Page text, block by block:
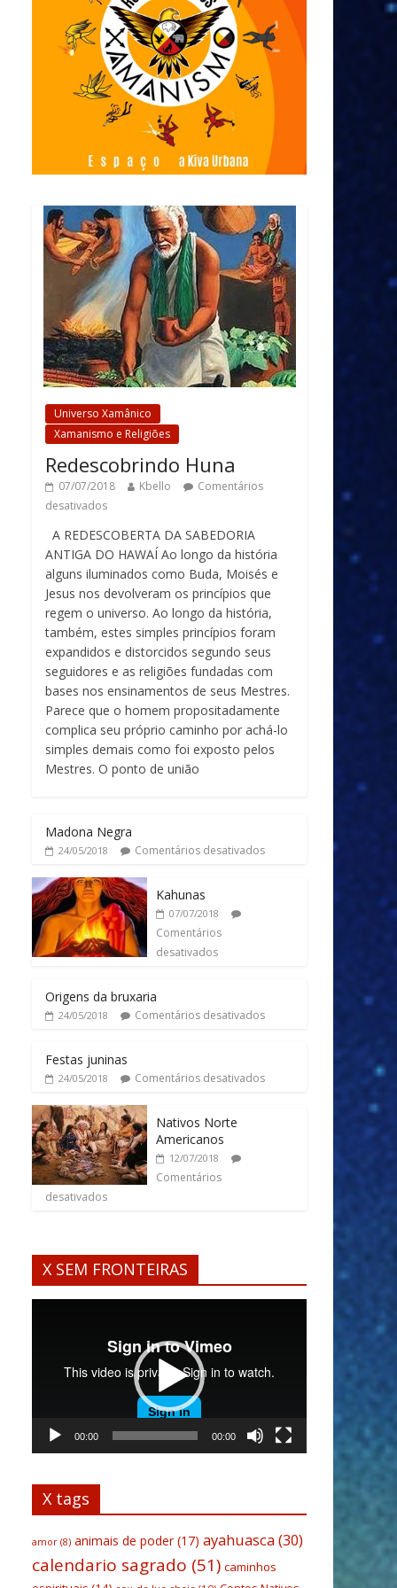
Universo Xamânico
Xamanismo e Religiões
Redescobrindo Huna
07/07/2018 Kbello
Comentários
desativados
A REDESCOBERTA DA SABEDORIA
ANTIGA DO HAWAÍ Ao longo da história
alguns iluminados como Buda, Moisés e
Jesus nos devolveram os princípios que
regem o universo. Ao longo da história,
também, estes simples princípios foram
expandidos e distorcidos segundo seus
seguidores e as religiões fundadas com
bases nos ensinamentos de seus Mestres.
Parece que o homem propositadamente
complica seu próprio caminho por achá-lo
simples demais como foi exposto pelos
Mestres. O ponto de união
Madona Negra
24/05/2018 Comentários desativados
Kahunas
07/07/2018
Comentários
desativados
Origens da bruxaria
24/05/2018 Comentários desativados
Festas juninas
24/05/2018 Comentários desativados
Nativos Norte
Americanos
12/07/2018
Comentários
desativados
X SEM FRONTEIRAS
00:00 00:00
X tags
amor (8) animais de poder(17) ayahuasca(30)
calendario sagrado (51) caminhos